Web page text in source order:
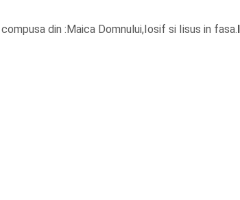
compusa din :Maica Domnului,Iosif si Iisus in fasa.